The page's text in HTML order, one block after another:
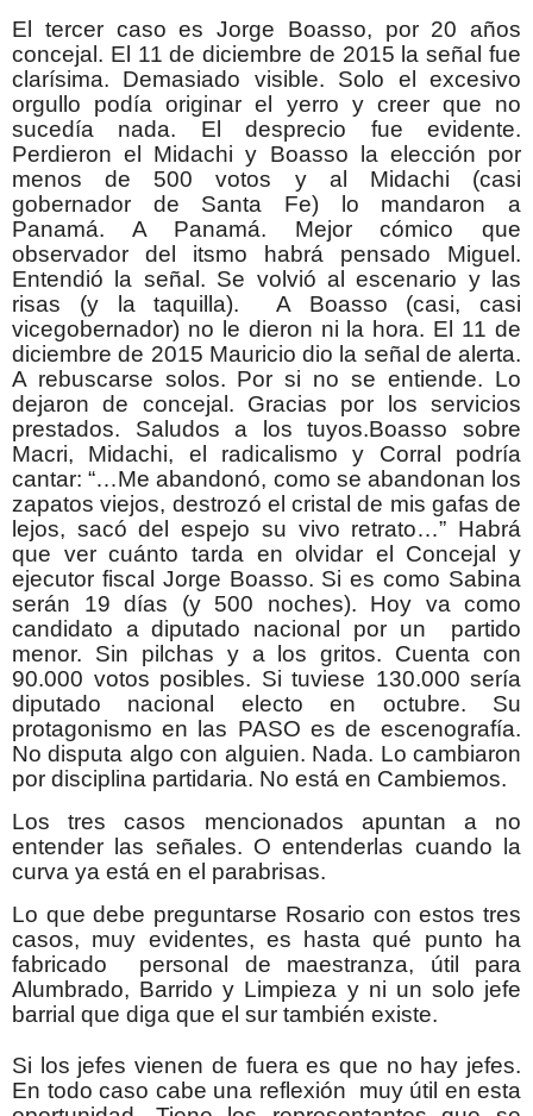
El tercer caso es Jorge Boasso, por 20 años
concejal. El 11 de diciembre de 2015 la señal fue
clarísima. Demasiado visible. Solo el excesivo
orgullo podía originar el yerro y creer que no
sucedía nada. El desprecio fue evidente.
Perdieron el Midachi y Boasso la elección por
menos de 500 votos y al Midachi (casi
gobernador de Santa Fe) lo mandaron a
Panamá. A Panamá. Mejor cómico que
observador del itsmo habrá pensado Miguel.
Entendió la señal. Se volvió al escenario y las
risas (y la taquilla). A Boasso (casi, casi
vicegobernador) no le dieron ni la hora. El 11 de
diciembre de 2015 Mauricio dio la señal de alerta.
A rebuscarse solos. Por si no se entiende. Lo
dejaron de concejal. Gracias por los servicios
prestados. Saludos a los tuyos.Boasso sobre
Macri, Midachi, el radicalismo y Corral podría
cantar: “…Me abandonó, como se abandonan los
zapatos viejos, destrozó el cristal de mis gafas de
lejos, sacó del espejo su vivo retrato…” Habrá
que ver cuánto tarda en olvidar el Concejal y
ejecutor fiscal Jorge Boasso. Si es como Sabina
serán 19 días (y 500 noches). Hoy va como
candidato a diputado nacional por un partido
menor. Sin pilchas y a los gritos. Cuenta con
90.000 votos posibles. Si tuviese 130.000 sería
diputado nacional electo en octubre. Su
protagonismo en las PASO es de escenografía.
No disputa algo con alguien. Nada. Lo cambiaron
por disciplina partidaria. No está en Cambiemos.
Los tres casos mencionados apuntan a no
entender las señales. O entenderlas cuando la
curva ya está en el parabrisas.
Lo que debe preguntarse Rosario con estos tres
casos, muy evidentes, es hasta qué punto ha
fabricado personal de maestranza, útil para
Alumbrado, Barrido y Limpieza y ni un solo jefe
barrial que diga que el sur también existe.
Si los jefes vienen de fuera es que no hay jefes.
En todo caso cabe una reflexión muy útil en esta